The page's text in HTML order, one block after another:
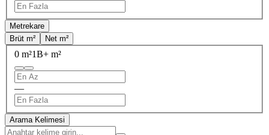
Metrekare
Brüt m²
Net m²
0 m²1B+ m²
—
Arama Kelimesi